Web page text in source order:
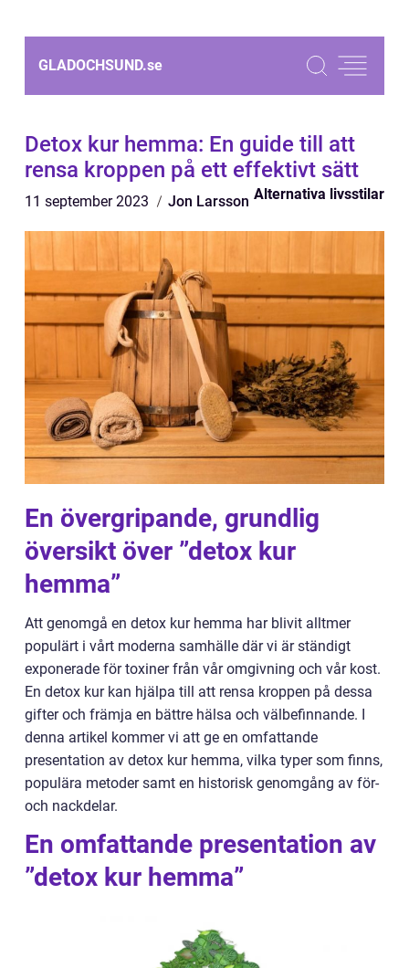
GLADOCHSUND.se
Detox kur hemma: En guide till att
rensa kroppen på ett effektivt sätt
11 september 2023 Jon Larsson Alternativa livsstilar
En övergripande, grundlig
översikt över ”detox kur
hemma”
Att genomgå en detox kur hemma har blivit alltmer
populärt i vårt moderna samhälle där vi är ständigt
exponerade för toxiner från vår omgivning och vår kost.
En detox kur kan hjälpa till att rensa kroppen på dessa
gifter och främja en bättre hälsa och välbefinnande. I
denna artikel kommer vi att ge en omfattande
presentation av detox kur hemma, vilka typer som finns,
populära metoder samt en historisk genomgång av för-
och nackdelar.
En omfattande presentation av
”detox kur hemma”